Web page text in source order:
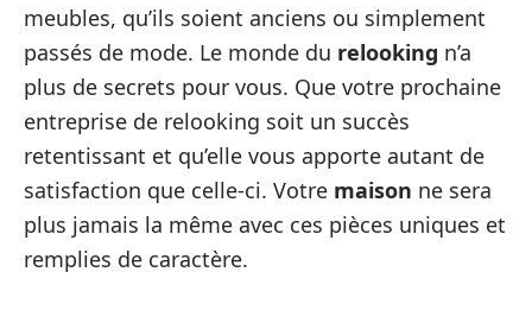
meubles, qu’ils soient anciens ou simplement
passés de mode. Le monde du relooking n’a
plus de secrets pour vous. Que votre prochaine
entreprise de relooking soit un succès
retentissant et qu’elle vous apporte autant de
satisfaction que celle-ci. Votre maison ne sera
plus jamais la même avec ces pièces uniques et
remplies de caractère.